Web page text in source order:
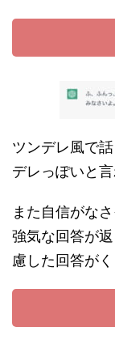
ツンデレ風で
デレっぽいと
また自信がな
強気な回答が
慮した回答が